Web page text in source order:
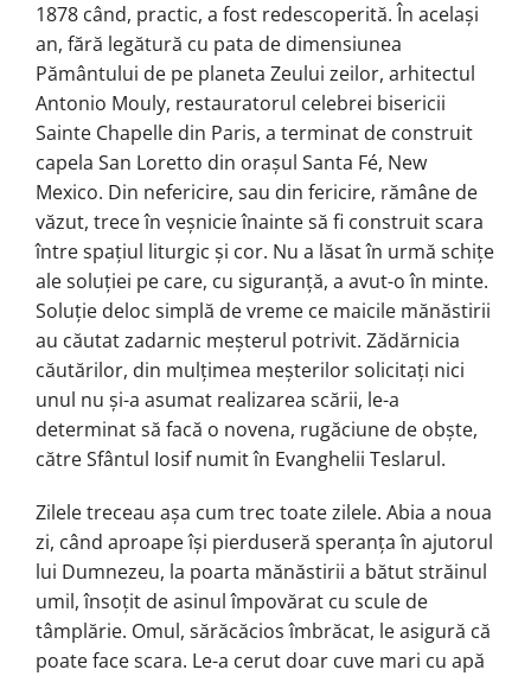
1878 când, practic, a fost redescoperită. În ace­lași
an, fără legătură cu pata de di­men­siunea
Pământului de pe planeta Zeului zeilor, arhitectul
Antonio Mouly, restauratorul celebrei bisericii
Sainte Chapelle din Paris, a terminat de construit
capela San Loretto din orașul Santa Fé, New
Mexico. Din nefericire, sau din fericire, rămâne de
văzut, trece în veșnicie înainte să fi construit scara
în­tre spațiul liturgic și cor. Nu a lăsat în ur­mă schițe
ale soluției pe care, cu sigu­ran­ță, a avut-o în minte.
Soluție deloc sim­plă de vreme ce maicile mănăstirii
au căutat zadarnic meșterul potrivit. Zădăr­ni­cia
căutărilor, din mulțimea meșterilor so­licitați nici
unul nu și-a asumat reali­za­rea scării, le-a
determinat să facă o no­ve­na, rugăciune de obște,
către Sfântul Iosif numit în Evanghelii Teslarul.
Zilele treceau așa cum trec toate zilele. Abia a noua
zi, când aproape își pier­du­seră speranța în ajutorul
lui Dumnezeu, la poarta mănăstirii a bătut străinul
umil, însoțit de asinul împo­vă­rat cu scule de
tâmplărie. Omul, sărăcă­cios îmbrăcat, le asigură că
poate face sca­ra. Le-a cerut doar cuve mari cu apă